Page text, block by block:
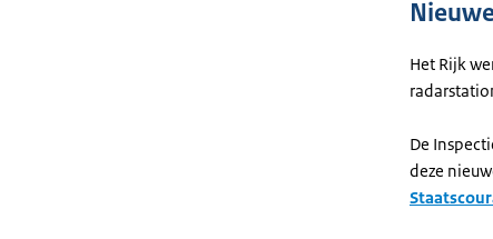
Het Rijk
De
deze